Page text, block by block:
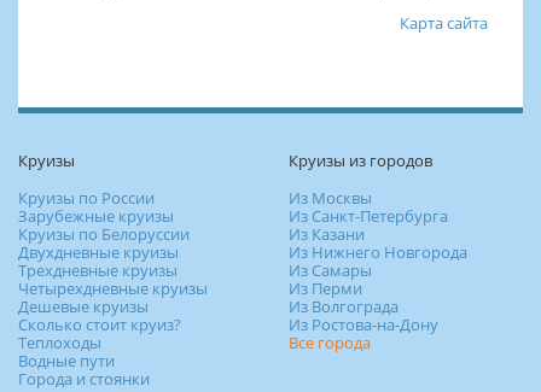
Карта сайта
Круизы
Круизы по России
Зарубежные круизы
Круизы по Белоруссии
Двухдневные круизы
Трехдневные круизы
Четырехдневные круизы
Дешевые круизы
Сколько стоит круиз?
Теплоходы
Водные пути
Города и стоянки
Круизы из городов
Из Москвы
Из Санкт-Петербурга
Из Казани
Из Нижнего Новгорода
Из Самары
Из Перми
Из Волгограда
Из Ростова-на-Дону
Все города